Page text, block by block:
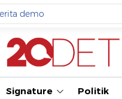
ramai dicari
live draw sgp
Signature Politik